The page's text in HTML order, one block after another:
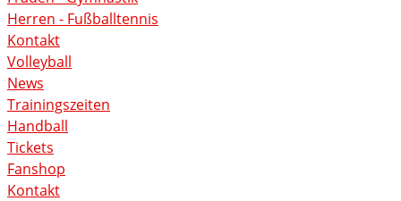
Herren - Fußballtennis
Kontakt
Volleyball
News
Trainingszeiten
Handball
Tickets
Fanshop
Kontakt